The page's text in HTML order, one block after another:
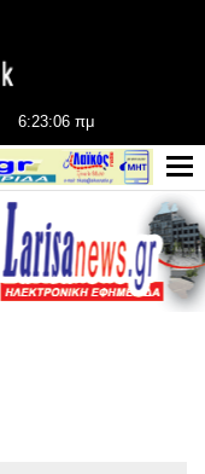
6:23:07 πμ